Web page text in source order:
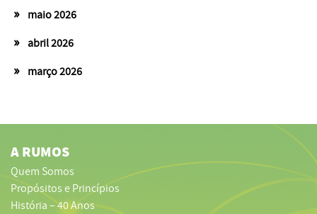
maio 2026
abril 2026
março 2026
A RUMOS
Quem Somos
Propósitos e Princípios
História – 40 Anos